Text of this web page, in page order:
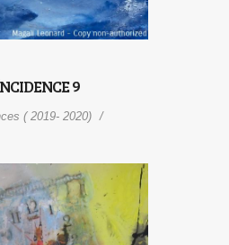
9
( 2019- 2020)